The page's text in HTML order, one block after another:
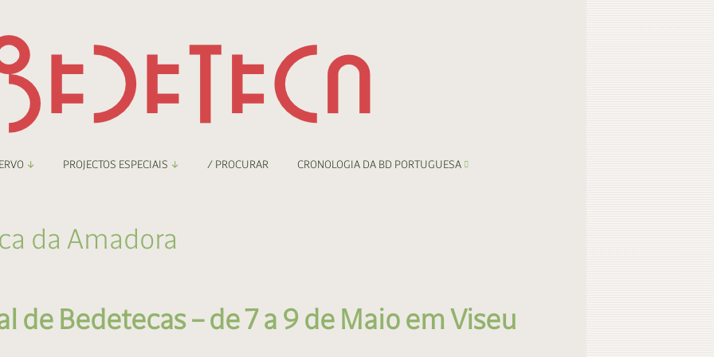
Comicarte
Digital
PROJECTOS ESPECIAIS
Recortes
/ PROCURAR CRONOLOGIA DA BD PORTUGUESA
da Amadora
de Bedetecas – de 7 a 9 de Maio em Viseu